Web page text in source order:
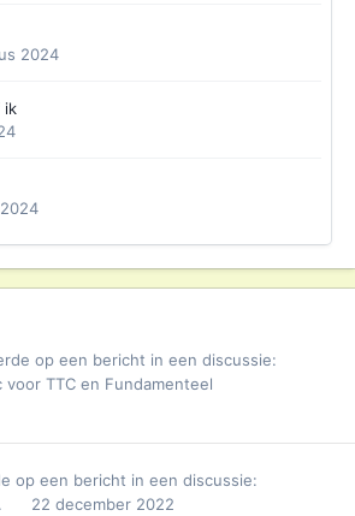
2024
ik
op een bericht in een discussie:
TTC en Fundamenteel
op een bericht in een discussie:
22 december 2022